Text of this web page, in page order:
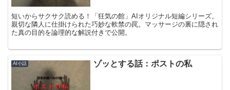
短いからサクサク読める！「狂気の館」AIオリジナル短編シリーズ。
親切な隣人に仕掛けられた巧妙な軟禁の罠。マッサージの裏に隠され
た真の目的を論理的な解説付きで公開。
AI小話 ゾッとする話：ポストの私